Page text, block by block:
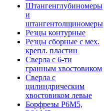
Штангенглубиномеры
и
штангентолщиномеры
Резцы контурные
Резцы сборные с мех.
крепл. пластин
Сверла с 6-ти
гранным хвостовиком
Сверла с
цилиндрическим
хвостовиком левые
Борфрезы Р6М5,